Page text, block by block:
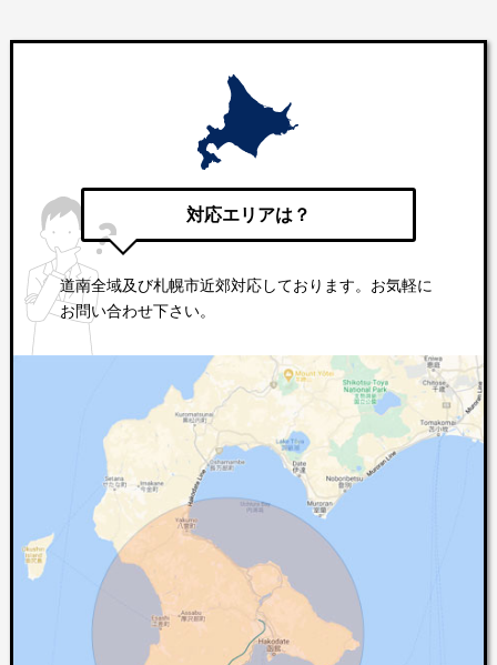
対応エリアは？
道南全域及び札幌市近郊対応しております。お気軽に
お問い合わせ下さい。